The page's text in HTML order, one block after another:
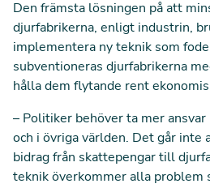
Den främsta lösningen på att
djurfabrikerna, enligt industrin,
implementera ny teknik som
subventioneras djurfabrikerna
hålla dem flytande rent
– Politiker behöver ta mer ansvar
och i övriga världen. Det går inte
bidrag från skattepengar till
teknik överkommer alla problem